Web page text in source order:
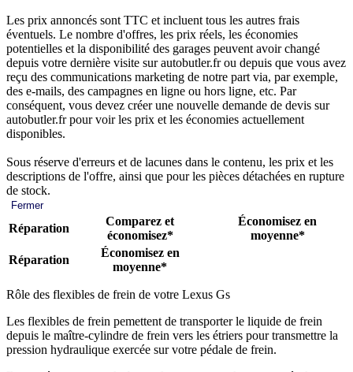
Les prix annoncés sont TTC et incluent tous les autres frais
éventuels. Le nombre d'offres, les prix réels, les économies
potentielles et la disponibilité des garages peuvent avoir changé
depuis votre dernière visite sur autobutler.fr ou depuis que vous avez
reçu des communications marketing de notre part via, par exemple,
des e-mails, des campagnes en ligne ou hors ligne, etc. Par
conséquent, vous devez créer une nouvelle demande de devis sur
autobutler.fr pour voir les prix et les économies actuellement
disponibles.
Sous réserve d'erreurs et de lacunes dans le contenu, les prix et les
descriptions de l'offre, ainsi que pour les pièces détachées en rupture
de stock.
Fermer
Réparation
Comparez et
économisez*
Économisez en
moyenne*
Réparation
Économisez en
moyenne*
Rôle des flexibles de frein de votre Lexus Gs
Les flexibles de frein pemettent de transporter le liquide de frein
depuis le maître-cylindre de frein vers les étriers pour transmettre la
pression hydraulique exercée sur votre pédale de frein.